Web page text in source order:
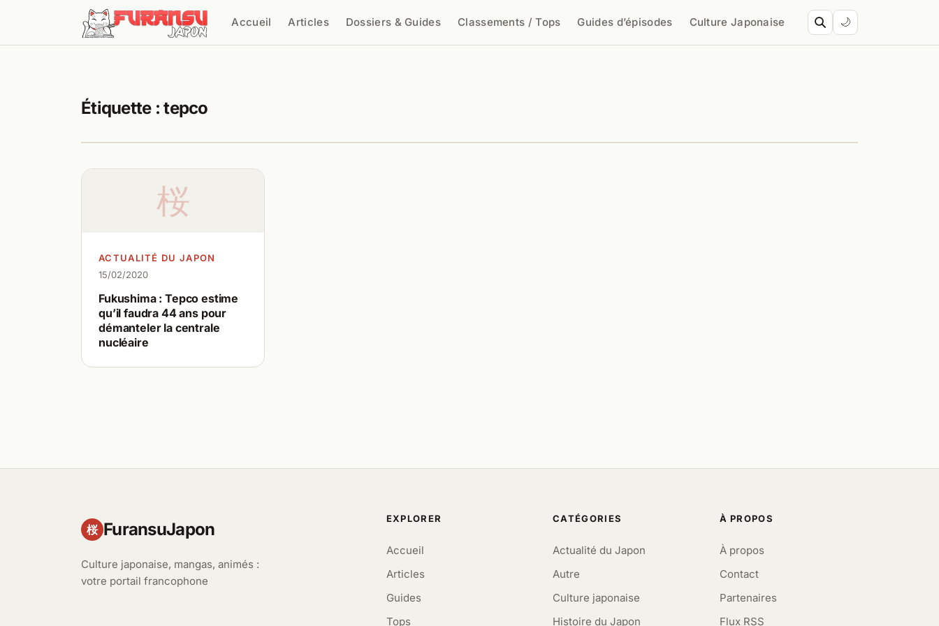
Aller au contenu
Accueil Articles Dossiers & Guides Classements / Tops Guides d’épisodes Culture Japonaise 🌙
Étiquette :tepco
桜
ACTUALITÉ DU JAPON
15/02/2020
Fukushima : Tepco estime
qu’il faudra 44 ans pour
démanteler la centrale
nucléaire
桜 FuransuJapon
Culture japonaise, mangas, animés :
votre portail francophone
EXPLORER
Accueil
Articles
Guides
Tops
CATÉGORIES
Actualité du Japon
Autre
Culture japonaise
Histoire du Japon
À PROPOS
À propos
Contact
Partenaires
Flux RSS